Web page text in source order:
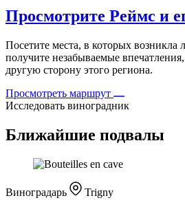
Просмотрите Реймс и
Посетите места, в которых возникла
получите незабываемые
другую сторону этого региона.
Просмотреть маршрут
Исследовать виноградник
Ближайшие подвалы
Виноградарь Trigny